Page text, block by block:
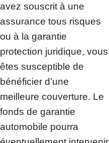
avez souscrit à une
assurance tous risques
ou à la garantie
protection juridique, vous
êtes susceptible de
bénéficier d’une
meilleure couverture. Le
fonds de garantie
automobile pourra